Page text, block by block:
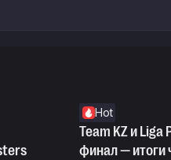
Hot
Team KZ и
финал — итоги